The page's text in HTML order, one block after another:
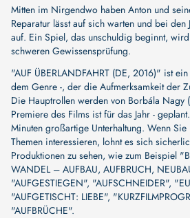
Mitten im Nirgendwo haben Anton und
Reparatur lässt auf sich warten und bei den
auf. Ein Spiel, das unschuldig beginnt,
schweren Gewissensprüfung.
"AUF ÜBERLANDFAHRT (DE, 2016)" ist
dem Genre -, der die Aufmerksamkeit der
Die Hauptrollen werden von Borbála Nagy
Premiere des Films ist für das Jahr -
Minuten großartige Unterhaltung. Wenn
Themen interessieren, lohnt es sich
Produktionen zu sehen, wie zum Beispiel
WANDEL – AUFBAU, AUFBRUCH,
"AUFGESTIEGEN", "AUFSCHNEIDER",
"AUFGETISCHT: LIEBE",
"AUFBRÜCHE".